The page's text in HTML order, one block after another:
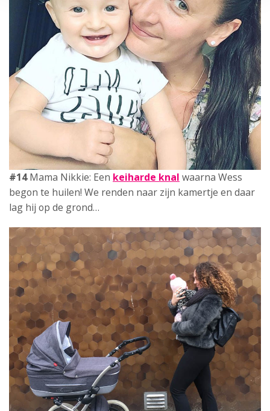
#15 Mama Thirza: Dingen waar ik na de
zwangerschaptegenaan liep. Mijn lichaam, seks,
emoties…